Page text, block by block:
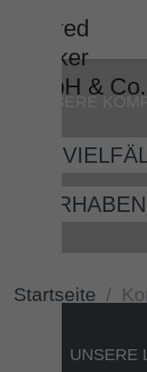
SO
Startseite
UNSERE